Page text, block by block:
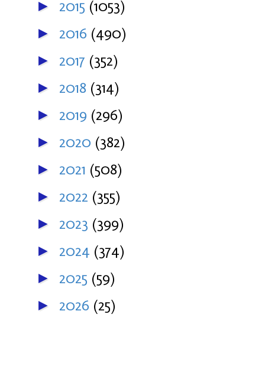
► 2015 (1053)
► 2016 (490)
► 2017 (352)
► 2018 (314)
► 2019 (296)
► 2020 (382)
► 2021 (508)
► 2022 (355)
► 2023 (399)
► 2024 (374)
► 2025 (59)
► 2026 (25)